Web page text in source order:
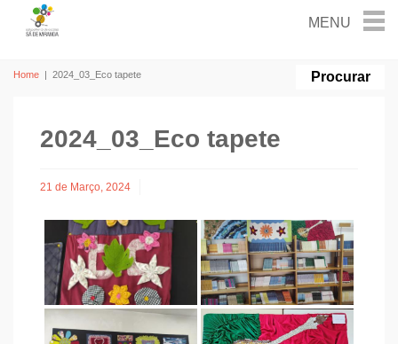
Home | 2024_03_Eco tapete
2024_03_Eco tapete
21 de Março, 2024